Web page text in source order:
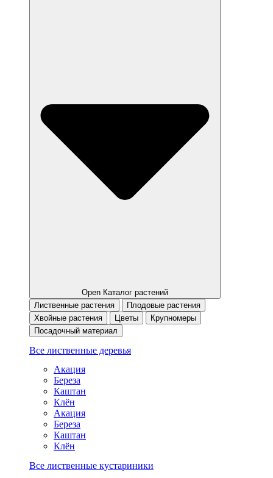
Open Каталог растений
Лиственные растения
Плодовые растения
Хвойные растения
Цветы
Крупномеры
Посадочный материал
Все лиственные деревья
Акация
Береза
Каштан
Клён
Акация
Береза
Каштан
Клён
Все лиственные кустариники